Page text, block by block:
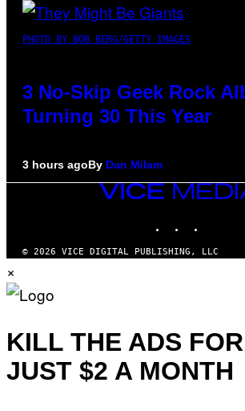
PHOTO BY BOB BERG/GETTY IMAGES
3 No-Skip Geek Rock
Turning 30 This Year
3 hours agoBy Dan Milam
VICE
MEDIA
© 2026 VICE DIGITAL PUBLISHING, LLC
×
KILL THE ADS FOR
JUST $2 A MONTH